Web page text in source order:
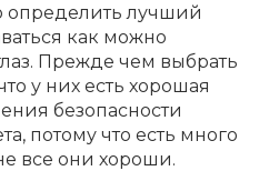
определить лучший
как можно
Прежде чем выбрать
у них есть хорошая
безопасности
потому что есть много
все они хороши.